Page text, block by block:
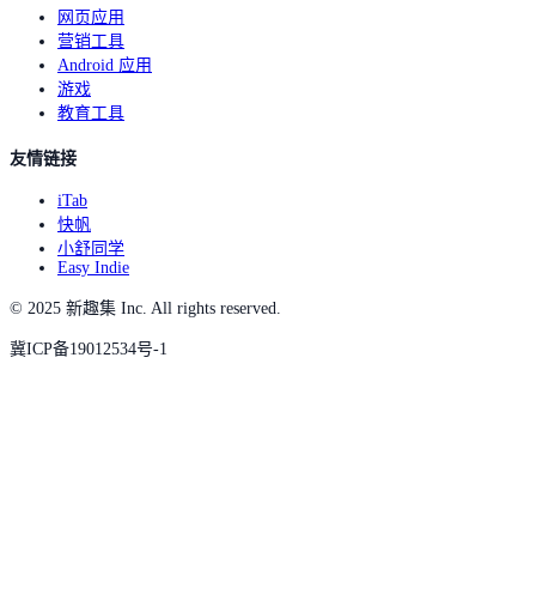
网页应用
营销工具
Android 应用
游戏
教育工具
友情链接
iTab
快帆
小舒同学
Easy Indie
© 2025 新趣集 Inc. All rights reserved.
冀ICP备19012534号-1